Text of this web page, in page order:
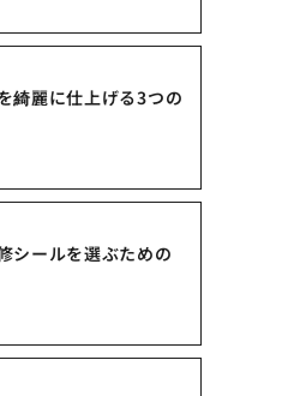
綺麗に仕上げる3つの
シールを選ぶための